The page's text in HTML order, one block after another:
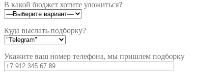
В какой бюджет хотите уложиться?
Куда выслать подборку?
Укажите ваш номер телефона, мы пришлем подборку